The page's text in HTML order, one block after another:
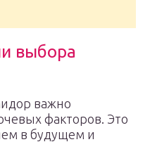
выбора
важно
факторов. Это
в будущем и